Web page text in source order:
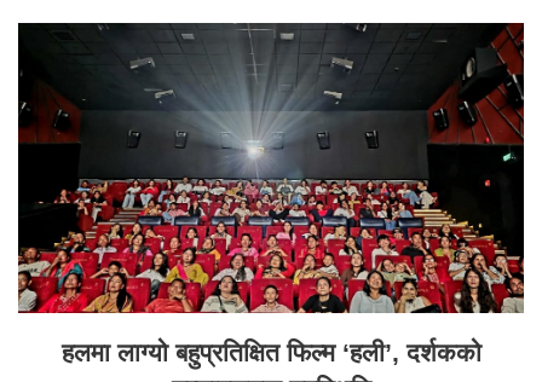
हलमा लाग्यो बहुप्रतिक्षित फिल्म ‘हली’, दर्शकको